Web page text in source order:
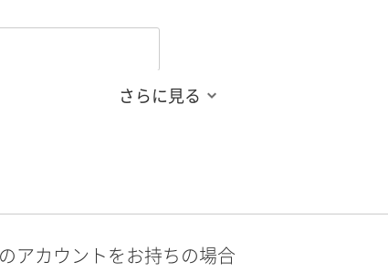
さらに見る
アカウントをお持ちの場合